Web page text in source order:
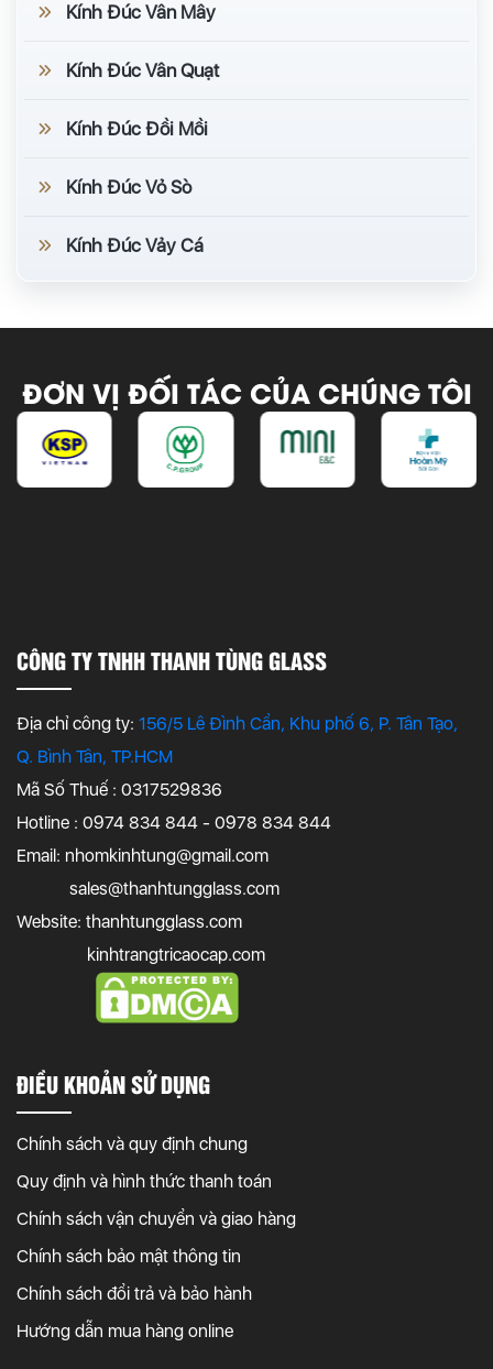
Kính Đúc Vân Mây
Kính Đúc Vân Quạt
Kính Đúc Đồi Mồi
Kính Đúc Vỏ Sò
Kính Đúc Vảy Cá
ĐƠN VỊ ĐỐI TÁC CỦA CHÚNG TÔI
CÔNG TY TNHH THANH TÙNG GLASS
Địa chỉ công ty: 156/5 Lê Đình Cẩn, Khu phố 6, P. Tân Tạo,
Q. Bình Tân, TP.HCM
Mã Số Thuế : 0317529836
Hotline : 0974 834 844 - 0978 834 844
Email: nhomkinhtung@gmail.com
sales@thanhtungglass.com
Website: thanhtungglass.com
kinhtrangtricaocap.com
ĐIỀU KHOẢN SỬ DỤNG
Chính sách và quy định chung
Quy định và hình thức thanh toán
Chính sách vận chuyển và giao hàng
Chính sách bảo mật thông tin
Chính sách đổi trả và bảo hành
Hướng dẫn mua hàng online